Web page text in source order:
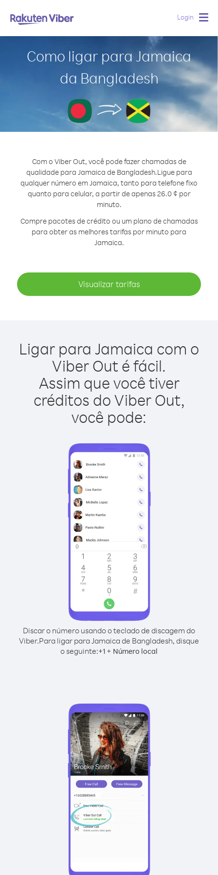
Login
Como ligar para Jamaica
da Bangladesh
Com o Viber Out, você pode fazer chamadas de
qualidade para Jamaica de Bangladesh.Ligue para
qualquer número em Jamaica, tanto para telefone fixo
quanto para celular, a partir de apenas 26.0 ¢ por
minuto.
Compre pacotes de crédito ou um plano de chamadas
para obter as melhores tarifas por minuto para
Jamaica.
Visualizar tarifas
Ligar para Jamaica com o
Viber Out é fácil.
Assim que você tiver
créditos do Viber Out,
você pode:
Discar o número usando o teclado de discagem do
Viber.Para ligar para Jamaica de Bangladesh, disque
o seguinte:+1 + Número local